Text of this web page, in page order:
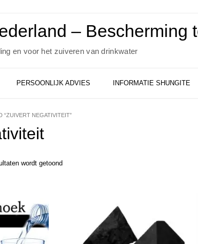
– Bescherming
en voor het zuiveren van drinkwater
PERSOONLIJK ADVIES INFORMATIE SHUNGITE
“ZUIVERT NEGATIVITEIT”
wordt getoond